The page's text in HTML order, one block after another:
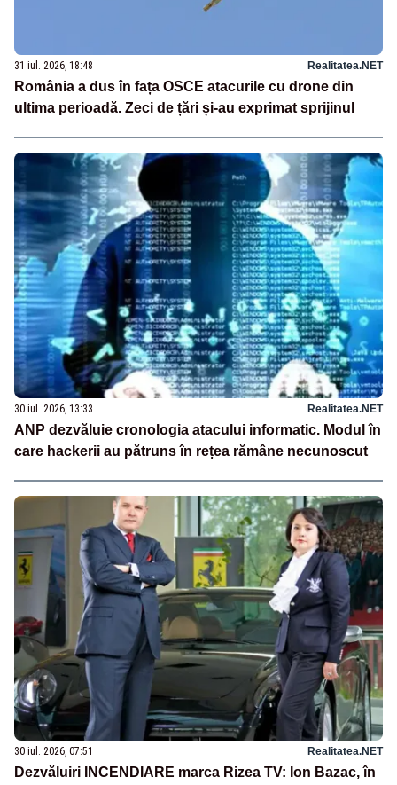
31 iul. 2026, 18:48 Realitatea.NET
România a dus în fața OSCE atacurile cu drone din
ultima perioadă. Zeci de țări și-au exprimat sprijinul
30 iul. 2026, 13:33 Realitatea.NET
ANP dezvăluie cronologia atacului informatic. Modul în
care hackerii au pătruns în rețea rămâne necunoscut
30 iul. 2026, 07:51 Realitatea.NET
Dezvăluiri INCENDIARE marca Rizea TV: Ion Bazac, în